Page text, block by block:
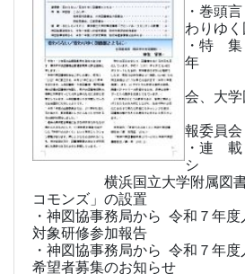
・巻頭
わりゆ
・特 集
年
地
会、大
研修
報委員会
・連 載
シ
横浜国立大学附属図書館
コモンズ」の設置
・神図協事務局から 令和７年
対象研修参加報告
・神図協事務局から 令和７年
希望者募集のお知らせ